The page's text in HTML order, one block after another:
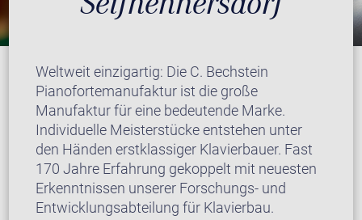
Weltweit einzigartig: Die C. Bechstein
Pianofortemanufaktur ist die große
Manufaktur für eine bedeutende Marke.
Individuelle Meisterstücke entstehen unter
den Händen erstklassiger Klavierbauer. Fast
170 Jahre Erfahrung gekoppelt mit neuesten
Erkenntnissen unserer Forschungs- und
Entwicklungsabteilung für Klavierbau.